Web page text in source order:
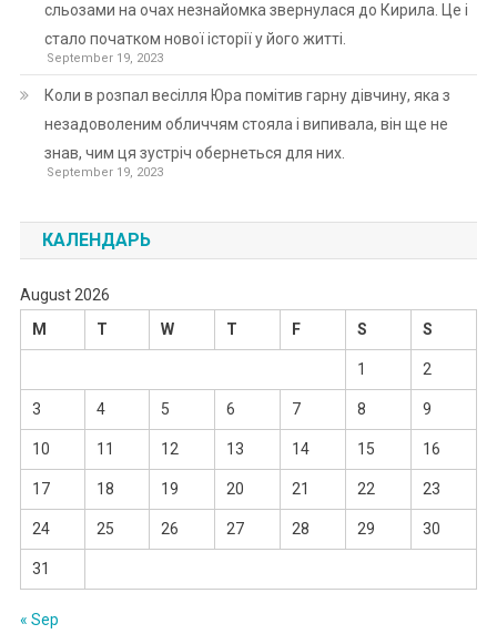
сльозами на очах незнайомка звернулася до Кирила. Це і
стало початком нової історії у його житті.
September 19, 2023
Коли в розпал весілля Юра помітив гарну дівчину, яка з
незадоволеним обличчям стояла і випивала, він ще не
знав, чим ця зустріч обернеться для них.
September 19, 2023
КАЛЕНДАРЬ
August 2026
M
T W T F S S
1 2
3 4 5 6 7 8 9
10 11 12 13 14 15 16
17 18 19 20 21 22 23
24 25 26 27 28 29 30
31
« Sep